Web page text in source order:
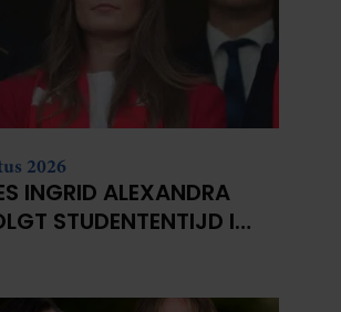
2026
INGRID ALEXANDRA
STUDENTENTIJD IN